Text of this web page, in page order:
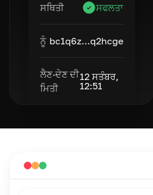
ਸਥਿਤੀ ਸਫਲਤਾ
ਨੂੰ bc1q6z...q2hcge
ਲੈਣ-ਦੇਣ ਦੀ
ਮਿਤੀ
12 ਸਤੰਬਰ,
12:51